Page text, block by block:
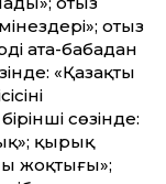
отыз
ата-бабадан
«Қазақтың
сөзінде:
қырық
жоқтығы»;